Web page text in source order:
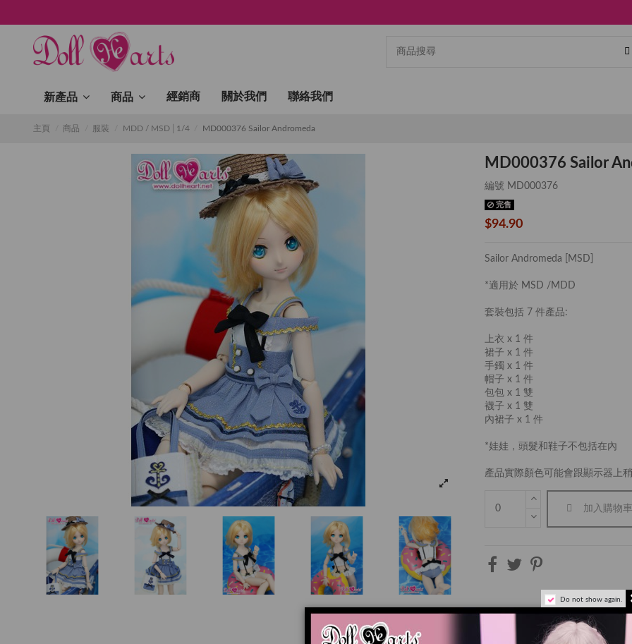
新產品 商品 經銷商 關於我們 聯絡我們
主頁 商品 服裝 MDD / MSD│1/4 MD000376 Sailor Andromeda
MD000376 Sailor
編號 MD000376
完售
$94.90
Sailor Andromeda [MSD]
*適用於 MSD /MDD
套裝包括 7 件產品:
上衣 x 1 件
裙子 x 1 件
手鐲 x 1 件
帽子 x 1 件
包包 x 1 雙
襪子 x 1 雙
內裙子 x 1 件
*娃娃，頭髮和鞋子不包括在內
產品實際顏色可能會跟顯示器上
加入購物車
Do not show again.